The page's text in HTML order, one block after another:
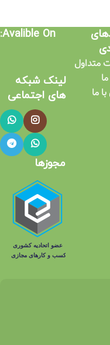
متداول
ما
Avalible On:
لینک شبکه
های اجتماعی​
مجوزها